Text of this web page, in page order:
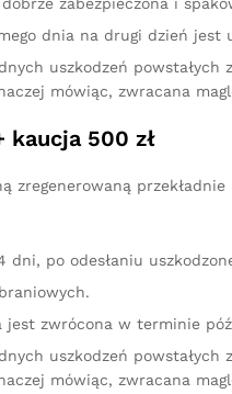
zabezpieczona i
dnia na drugi dzień jest
uszkodzeń
mówiąc, zwracana
kaucja 500 zł
zregenerowaną
dni, po odesłaniu
jest zwrócona w terminie
uszkodzeń
mówiąc, zwracana